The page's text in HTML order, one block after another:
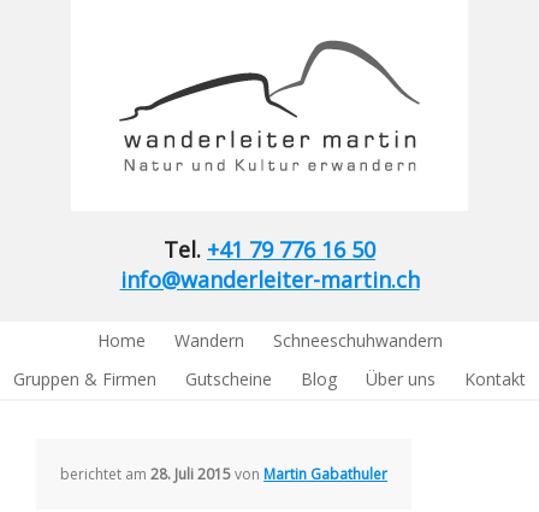
Tel. +41 79 776 16 50
info@wanderleiter-martin.ch
Home Wandern
Schneeschuhwandern
Gruppen & Firmen
Gutscheine Blog Über uns Kontakt
berichtet am 28. Juli 2015von Martin Gabathuler